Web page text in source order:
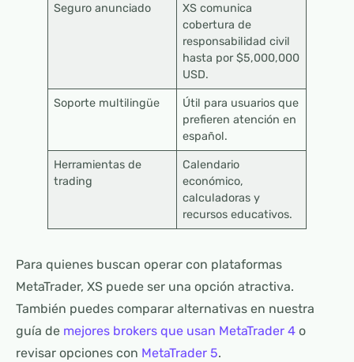
Seguro anunciado
XS comunica
cobertura de
responsabilidad civil
hasta por $5,000,000
USD.
Soporte multilingüe
Útil para usuarios que
prefieren atención en
español.
Herramientas de
trading
Calendario
económico,
calculadoras y
recursos educativos.
Para quienes buscan operar con plataformas
MetaTrader, XS puede ser una opción atractiva.
También puedes comparar alternativas en nuestra
guía de mejores brokers que usan MetaTrader 4 o
revisar opciones con MetaTrader 5.